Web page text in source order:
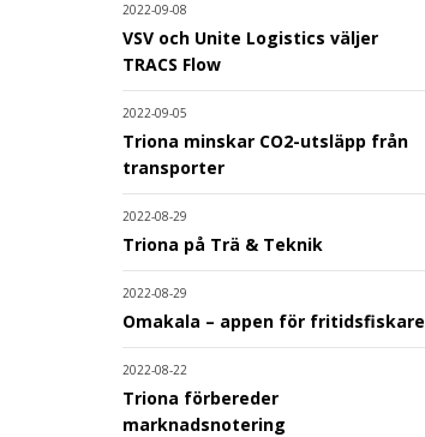
2022-09-08
VSV och Unite Logistics väljer
TRACS Flow
2022-09-05
Triona minskar CO2-utsläpp från
transporter
2022-08-29
Triona på Trä & Teknik
2022-08-29
Omakala – appen för fritidsfiskare
2022-08-22
Triona förbereder
marknadsnotering